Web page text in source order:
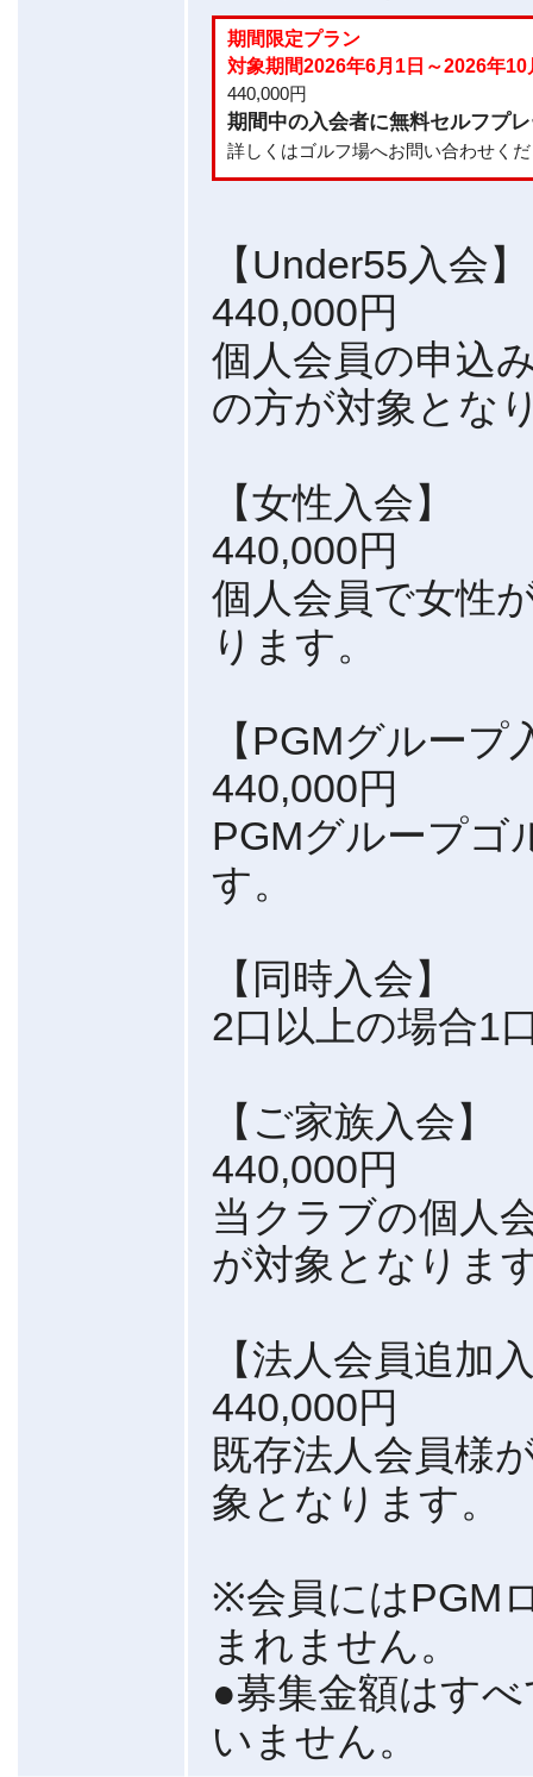
期間限定プラン
対象期間2026年6月1日～2026年10
440,000円
期間中の入会者に無料セルフプ
詳しくはゴルフ場へお問い合わせく
【Under55入会】
440,000円
個人会員の申込
の方が対象とな
【女性入会】
440,000円
個人会員で女性
ります。
【PGMグループ
440,000円
PGMグループ
す。
【同時入会】
2口以上の場合1
【ご家族入会】
440,000円
当クラブの個人
が対象となりま
【法人会員追加
440,000円
既存法人会員様
象となります。
※会員にはPGM
まれません。
●募集金額はす
いません。